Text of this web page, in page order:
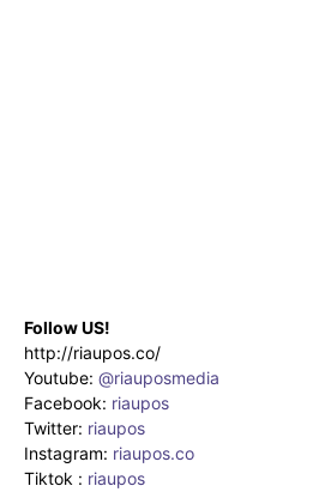
Follow US!
http://riaupos.co/
Youtube: @riauposmedia
Facebook: riaupos
Twitter: riaupos
Instagram: riaupos.co
Tiktok : riaupos